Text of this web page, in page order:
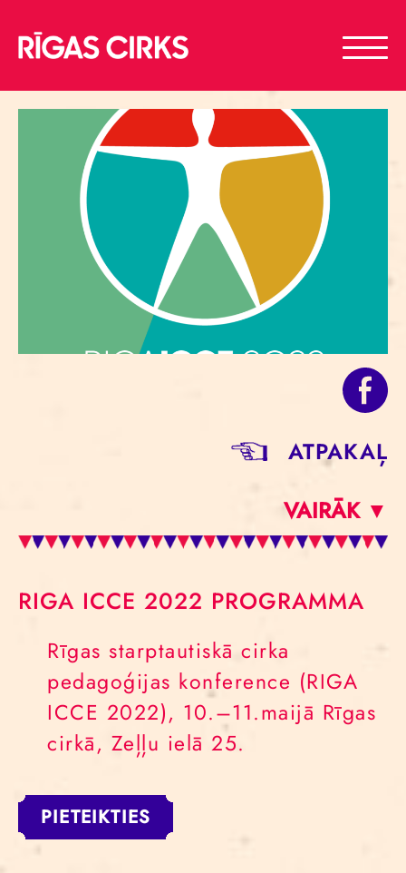
ATPAKAĻ
VAIRĀK ▼
RIGA ICCE 2022 PROGRAMMA
Rīgas starptautiskā cirka
pedagoģijas konference (RIGA
ICCE 2022), 10.–11.maijā Rīgas
cirkā, Zeļļu ielā 25.
PIETEIKTIES